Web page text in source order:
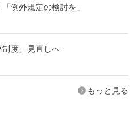
例外規定の検討を」
度」見直しへ
もっと見る